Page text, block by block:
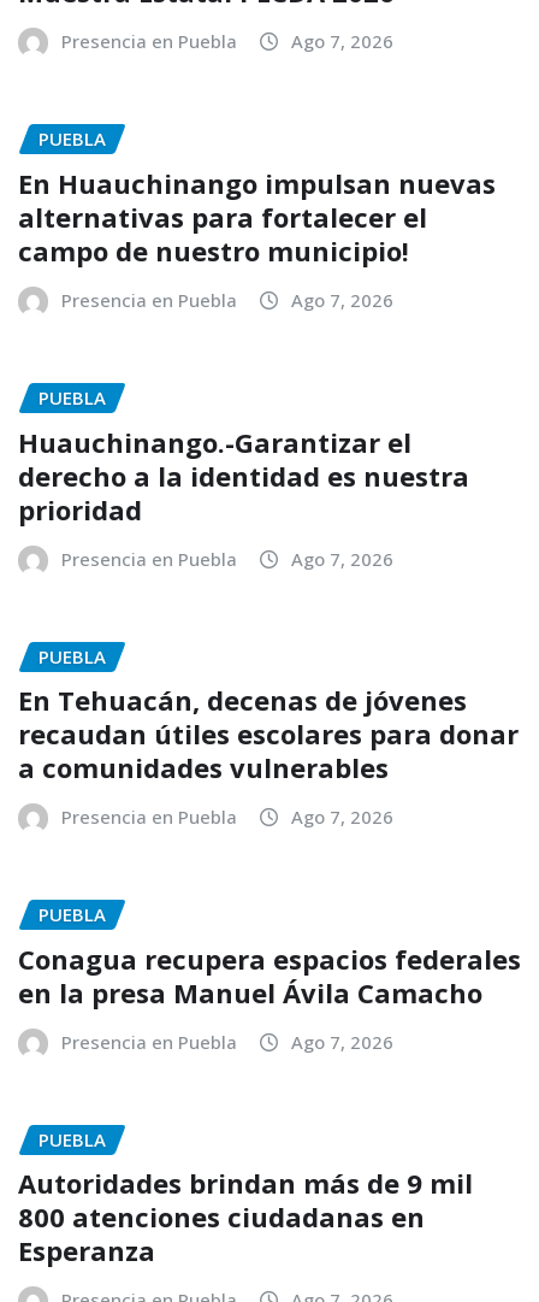
Presencia en Puebla Ago 7, 2026
PUEBLA
En Huauchinango impulsan nuevas
alternativas para fortalecer el
campo de nuestro municipio!
Presencia en Puebla Ago 7, 2026
PUEBLA
Huauchinango.-Garantizar el
derecho a la identidad es nuestra
prioridad
Presencia en Puebla Ago 7, 2026
PUEBLA
En Tehuacán, decenas de jóvenes
recaudan útiles escolares para donar
a comunidades vulnerables
Presencia en Puebla Ago 7, 2026
PUEBLA
Conagua recupera espacios federales
en la presa Manuel Ávila Camacho
Presencia en Puebla Ago 7, 2026
PUEBLA
Autoridades brindan más de 9 mil
800 atenciones ciudadanas en
Esperanza